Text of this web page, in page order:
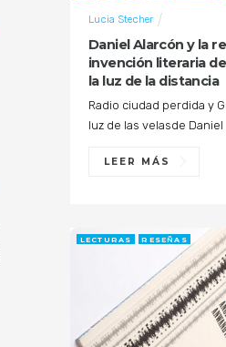
Daniel Alarcón y la
invención literaria
la luz de la distancia
Lucia Stecher
Radio ciudad perdida y
luz de las velasde Daniel
LEER MÁS
LECTURAS RESEÑAS